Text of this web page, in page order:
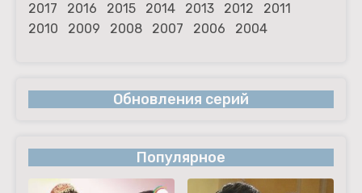
2017
2016 2015 2014 2013 2012
2011
2010
2009 2008 2007 2006 2004
Обновления серий
Популярное